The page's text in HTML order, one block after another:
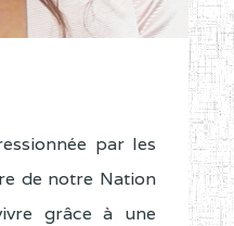
par les
de notre Nation
grâce à une